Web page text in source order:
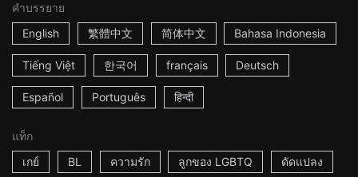
คำบรรยาย
English
繁體中文 简体中文 Bahasa Indonesia
Tiếng Việt 한국어 français Deutsch
Español Português हिन्दी
แท็ก
เกย์
BL ความรัก ลูกของ LGBTQ ดัดแปลง